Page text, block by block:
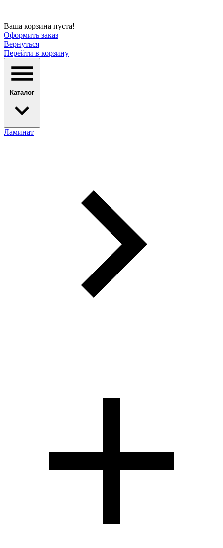
Ваша корзина пуста!
Оформить заказ
Вернуться
Перейти в корзину
Каталог
Ламинат